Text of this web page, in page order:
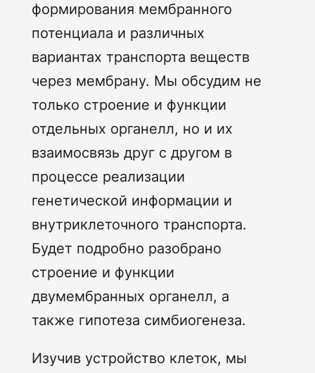
формирования мембранного
потенциала и различных
вариантах транспорта веществ
через мембрану. Мы обсудим не
только строение и функции
отдельных органелл, но и их
взаимосвязь друг с другом в
процессе реализации
генетической информации и
внутриклеточного транспорта.
Будет подробно разобрано
строение и функции
двумембранных органелл, а
также гипотеза симбиогенеза.
Изучив устройство клеток, мы